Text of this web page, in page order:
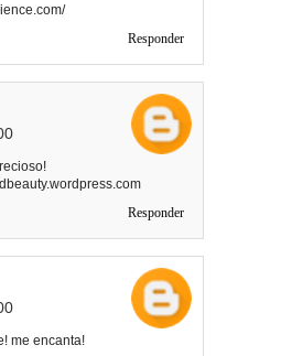
Responder
Responder
me encanta!